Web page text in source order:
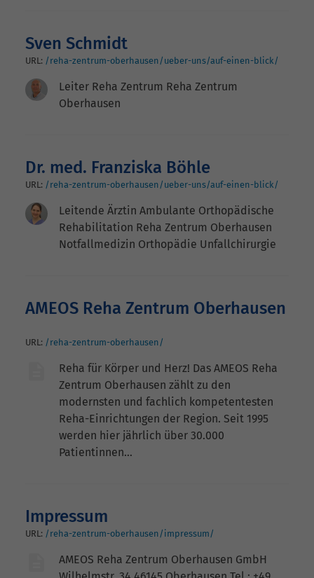
Sven Schmidt
URL: /reha-zentrum-oberhausen/ueber-uns/auf-einen-blick/
Leiter Reha Zentrum Reha Zentrum
Oberhausen
Dr. med. Franziska Böhle
URL: /reha-zentrum-oberhausen/ueber-uns/auf-einen-blick/
Leitende Ärztin Ambulante Orthopädische
Rehabilitation Reha Zentrum Oberhausen
Notfallmedizin Orthopädie Unfallchirurgie
AMEOS Reha Zentrum Oberhausen
URL: /reha-zentrum-oberhausen/
Reha für Körper und Herz! Das AMEOS Reha
Zentrum Oberhausen zählt zu den
modernsten und fachlich kompetentesten
Reha-Einrichtungen der Region. Seit 1995
werden hier jährlich über 30.000
Patientinnen…
Impressum
URL: /reha-zentrum-oberhausen/impressum/
AMEOS Reha Zentrum Oberhausen GmbH